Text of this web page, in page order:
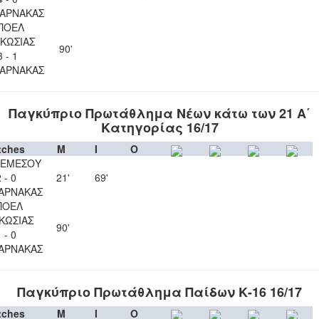
- 1
90'
Παγκύπριο Πρωτάθλημα Νέων κάτω των 21 Α΄
Κατηγορίας 16/17
M I
O
- 0
21'
69'
- 0
90'
Παγκύπριο Πρωτάθλημα Παίδων Κ-16 16/17
M I O